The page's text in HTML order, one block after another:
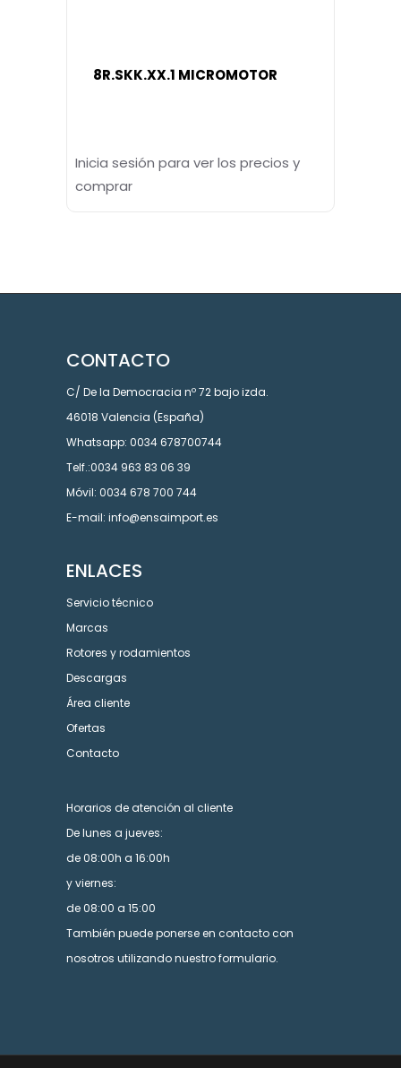
8R.SKK.XX.1 MICROMOTOR
Inicia sesión para ver los precios y
comprar
CONTACTO
C/ De la Democracia nº 72 bajo izda.
46018 Valencia (España)
Whatsapp: 0034 678700744
Telf.:0034 963 83 06 39
Móvil: 0034 678 700 744
E-mail: info@ensaimport.es
ENLACES
Servicio técnico
Marcas
Rotores y rodamientos
Descargas
Área cliente
Ofertas
Contacto
Horarios de atención al cliente
De lunes a jueves:
de 08:00h a 16:00h
y viernes:
de 08:00 a 15:00
También puede ponerse en contacto con
nosotros utilizando nuestro formulario.